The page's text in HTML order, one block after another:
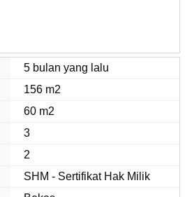
5 bulan yang lalu
156 m2
60 m2
3
2
SHM - Sertifikat Hak Milik